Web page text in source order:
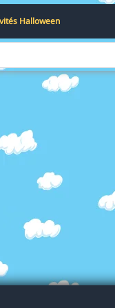
Halloween